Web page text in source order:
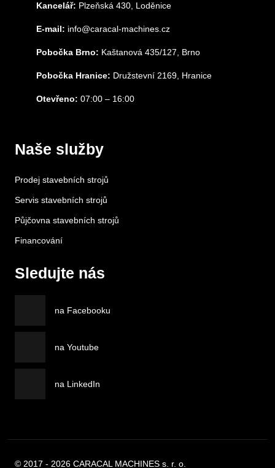
Kancelář: Plzeňská 430, Loděnice
E-mail: info@caracal-machines.cz
Pobočka Brno: Kaštanová 435/127, Brno
Pobočka Hranice: Družstevní 2169, Hranice
Otevřeno: 07:00 – 16:00
Naše služby
Prodej stavebních strojů
Servis stavebních strojů
Půjčovna stavebních strojů
Financování
Sledujte nás
na Facebooku
na Youtube
na LinkedIn
© 2017 - 2026 CARACAL MACHINES s. r. o.